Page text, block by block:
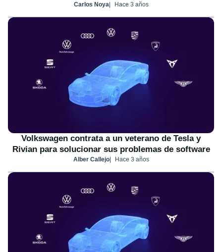
Carlos Noya Hace 3 años
Volkswagen contrata a un veterano de Tesla y
Rivian para solucionar sus problemas de software
Alber Callejo Hace 3 años